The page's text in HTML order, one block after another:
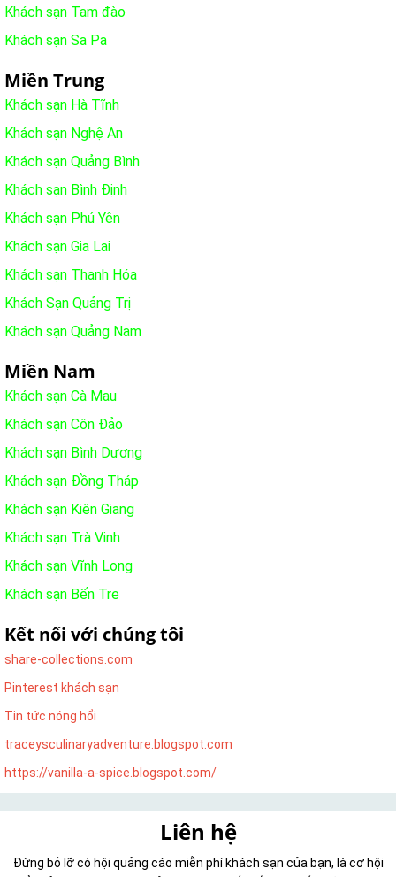
Khách sạn Tam đào
Khách sạn Sa Pa
Miền Trung
Khách sạn Hà Tĩnh
Khách sạn Nghệ An
Khách sạn Quảng Bình
Khách sạn Bình Định
Khách sạn Phú Yên
Khách sạn Gia Lai
Khách sạn Thanh Hóa
Khách Sạn Quảng Trị
Khách sạn Quảng Nam
Miền Nam
Khách sạn Cà Mau
Khách sạn Côn Đảo
Khách sạn Bình Dương
Khách sạn Đồng Tháp
Khách sạn Kiên Giang
Khách sạn Trà Vinh
Khách sạn Vĩnh Long
Khách sạn Bến Tre
Kết nối với chúng tôi
share-collections.com
Pinterest khách sạn
Tin tức nóng hổi
traceysculinaryadventure.blogspot.com
https://vanilla-a-spice.blogspot.com/
Liên hệ
Đừng bỏ lỡ có hội quảng cáo miễn phí khách sạn của bạn, là cơ hội